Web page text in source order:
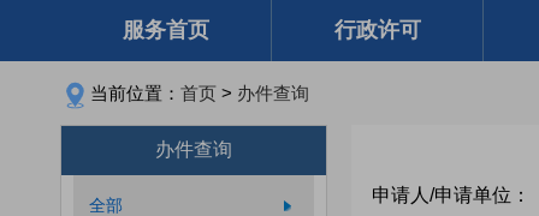
服务首页 行政许可
当前位置： 首页 > 办件查询
办件查询
全部 申请人/申请单位：